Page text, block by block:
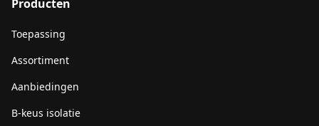
Producten
Toepassing
Assortiment
Aanbiedingen
B-keus isolatie